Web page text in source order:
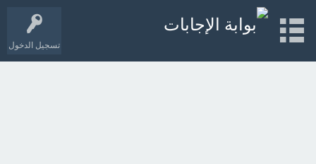
تسجيل الدخول